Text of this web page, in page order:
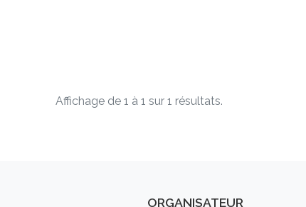
Affichage de 1 à 1 sur 1 résultats.
ORGANISATEUR